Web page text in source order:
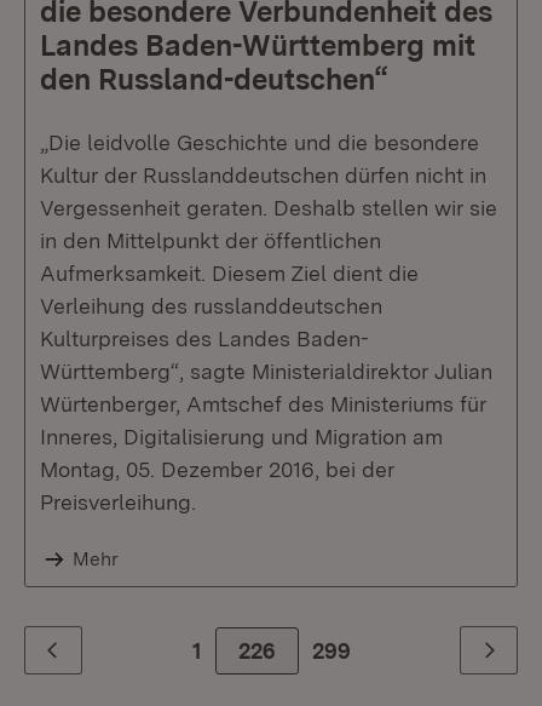
die besondere Verbundenheit des
Landes Baden-Württemberg mit
den Russland-deutschen“
„Die leidvolle Geschichte und die besondere
Kultur der Russlanddeutschen dürfen nicht in
Vergessenheit geraten. Deshalb stellen wir sie
in den Mittelpunkt der öffentlichen
Aufmerksamkeit. Diesem Ziel dient die
Verleihung des russlanddeutschen
Kulturpreises des Landes Baden-
Württemberg“, sagte Ministerialdirektor Julian
Würtenberger, Amtschef des Ministeriums für
Inneres, Digitalisierung und Migration am
Montag, 05. Dezember 2016, bei der
Preisverleihung.
Mehr
Zurück 1 226 Zur letzte Seite
299 Weiter